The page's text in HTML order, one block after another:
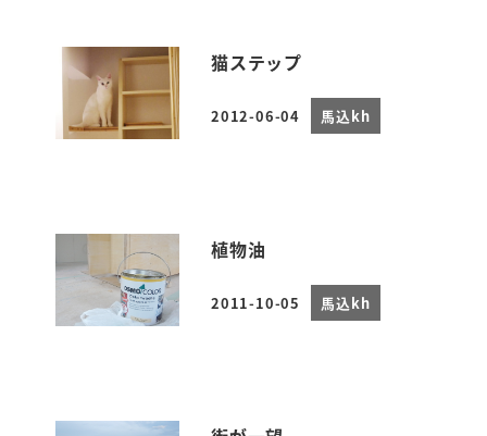
猫ステップ
投稿日
2012-06-04 馬込kh
植物油
投稿日
2011-10-05 馬込kh